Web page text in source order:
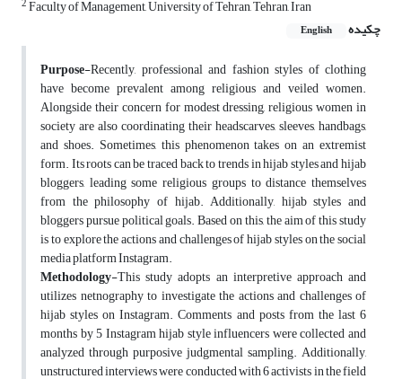
2Faculty of Management, University of Tehran, Tehran, Iran
چکیده
English
Purpose-Recently, professional and fashion styles of clothing
have become prevalent among religious and veiled women.
Alongside their concern for modest dressing, religious women in
society are also coordinating their headscarves, sleeves, handbags,
and shoes. Sometimes, this phenomenon takes on an extremist
form. Its roots can be traced back to trends in hijab styles and hijab
bloggers, leading some religious groups to distance themselves
from the philosophy of hijab. Additionally, hijab styles and
bloggers pursue political goals. Based on this, the aim of this study
is to explore the actions and challenges of hijab styles on the social
media platform Instagram.
Methodology-This study adopts an interpretive approach and
utilizes netnography to investigate the actions and challenges of
hijab styles on Instagram. Comments and posts from the last 6
months by 5 Instagram hijab style influencers were collected and
analyzed through purposive judgmental sampling. Additionally,
unstructured interviews were conducted with 6 activists in the field